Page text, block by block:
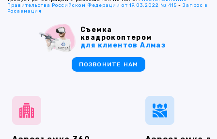
Правительства Российской Федерации от 19.03.2022 № 415 -Запрос в
Росавиация
Съемка
квадрокоптером
для клиентов Алмаз
ПОЗВОНИТЕ НАМ